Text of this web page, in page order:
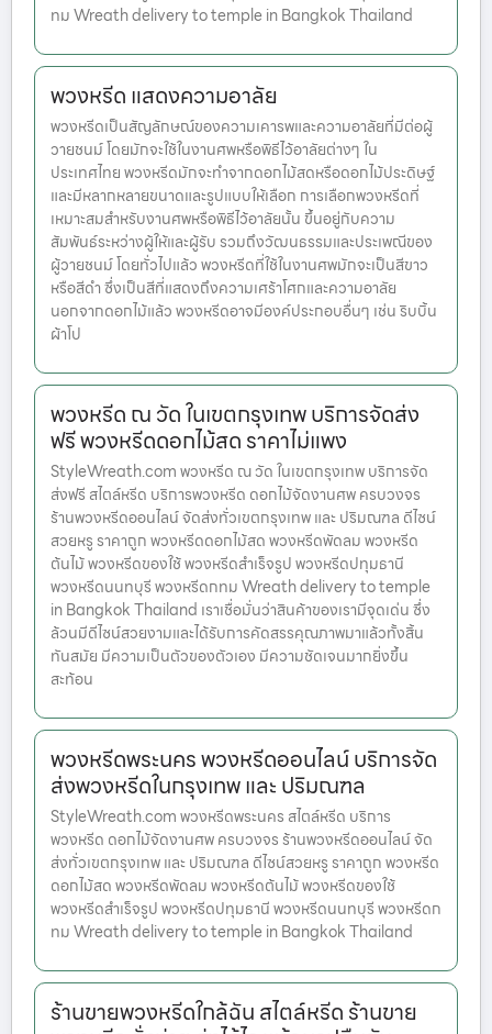
ทม Wreath delivery to temple in Bangkok Thailand
พวงหรีด แสดงความอาลัย
พวงหรีดเป็นสัญลักษณ์ของความเคารพและความอาลัยที่มีต่อผู้
วายชนม์ โดยมักจะใช้ในงานศพหรือพิธีไว้อาลัยต่างๆ ใน
ประเทศไทย พวงหรีดมักจะทำจากดอกไม้สดหรือดอกไม้ประดิษฐ์
และมีหลากหลายขนาดและรูปแบบให้เลือก การเลือกพวงหรีดที่
เหมาะสมสำหรับงานศพหรือพิธีไว้อาลัยนั้น ขึ้นอยู่กับความ
สัมพันธ์ระหว่างผู้ให้และผู้รับ รวมถึงวัฒนธรรมและประเพณีของ
ผู้วายชนม์ โดยทั่วไปแล้ว พวงหรีดที่ใช้ในงานศพมักจะเป็นสีขาว
หรือสีดำ ซึ่งเป็นสีที่แสดงถึงความเศร้าโศกและความอาลัย
นอกจากดอกไม้แล้ว พวงหรีดอาจมีองค์ประกอบอื่นๆ เช่น ริบบิ้น
ผ้าโป
พวงหรีด ณ วัด ในเขตกรุงเทพ บริการจัดส่ง
ฟรี พวงหรีดดอกไม้สด ราคาไม่แพง
StyleWreath.com พวงหรีด ณ วัด ในเขตกรุงเทพ บริการจัด
ส่งฟรี สไตล์หรีด บริการพวงหรีด ดอกไม้จัดงานศพ ครบวงจร
ร้านพวงหรีดออนไลน์ จัดส่งทั่วเขตกรุงเทพ และ ปริมณฑล ดีไซน์
สวยหรู ราคาถูก พวงหรีดดอกไม้สด พวงหรีดพัดลม พวงหรีด
ต้นไม้ พวงหรีดของใช้ พวงหรีดสำเร็จรูป พวงหรีดปทุมธานี
พวงหรีดนนทบุรี พวงหรีดกทม Wreath delivery to temple
in Bangkok Thailand เราเชื่อมั่นว่าสินค้าของเรามีจุดเด่น ซึ่ง
ล้วนมีดีไซน์สวยงามและได้รับการคัดสรรคุณภาพมาแล้วทั้งสิ้น
ทันสมัย มีความเป็นตัวของตัวเอง มีความชัดเจนมากยิ่งขึ้น
สะท้อน
พวงหรีดพระนคร พวงหรีดออนไลน์ บริการจัด
ส่งพวงหรีดในกรุงเทพ และ ปริมณฑล
StyleWreath.com พวงหรีดพระนคร สไตล์หรีด บริการ
พวงหรีด ดอกไม้จัดงานศพ ครบวงจร ร้านพวงหรีดออนไลน์ จัด
ส่งทั่วเขตกรุงเทพ และ ปริมณฑล ดีไซน์สวยหรู ราคาถูก พวงหรีด
ดอกไม้สด พวงหรีดพัดลม พวงหรีดต้นไม้ พวงหรีดของใช้
พวงหรีดสำเร็จรูป พวงหรีดปทุมธานี พวงหรีดนนทบุรี พวงหรีดก
ทม Wreath delivery to temple in Bangkok Thailand
ร้านขายพวงหรีดใกล้ฉัน สไตล์หรีด ร้านขาย